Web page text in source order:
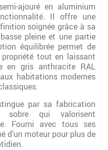
ajouré en aluminium
Il offre une
soignée grâce à sa
pleine et une partie
équilibrée permet de
tout en laissant
en gris anthracite RAL
habitations modernes
par sa fabrication
qui valorisent
Fourni avec tous ses
d’un moteur pour plus de